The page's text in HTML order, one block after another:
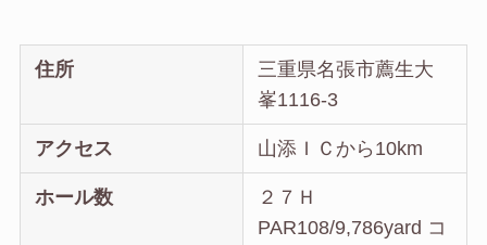
住所
三重県名張市薦生大
峯1116-3
アクセス 山添ＩＣから10km
ホール数
２７Ｈ
PAR108/9,786yard コ